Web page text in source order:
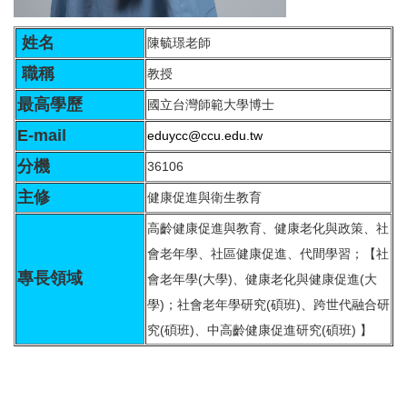
姓名 陳毓璟老師
職稱 教授
最高學歷 國立台灣師範大學博士
E-mail eduycc@ccu.edu.tw
分機 36106
主修 健康促進與衛生教育
專長領域
高齡健康促進與教育、健康老化與政策、社
會老年學、社區健康促進、代間學習；【社
會老年學(大學)、健康老化與健康促進(大
學)；社會老年學研究(碩班)、跨世代融合研
究(碩班)、中高齡健康促進研究(碩班) 】